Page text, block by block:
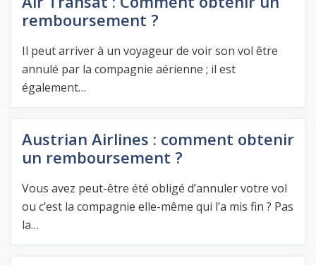
remboursement ?
Il peut arriver à un voyageur de voir son vol être
annulé par la compagnie aérienne ; il est
également…
Austrian Airlines : comment obtenir
un remboursement ?
Vous avez peut-être été obligé d’annuler votre vol
ou c’est la compagnie elle-même qui l’a mis fin ? Pas
la…